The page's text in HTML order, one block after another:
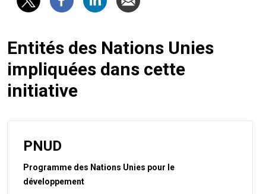
Entités des Nations Unies
impliquées dans cette
initiative
PNUD
Programme des Nations Unies pour le
développement